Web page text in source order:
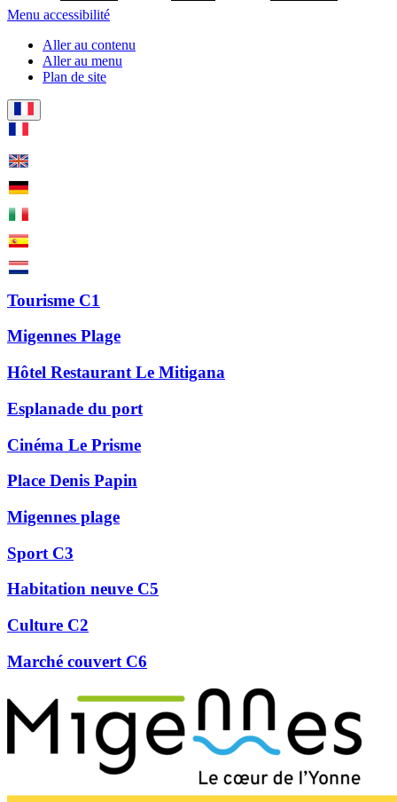
Menu accessibilité
Aller au contenu
Aller au menu
Plan de site
Tourisme C1
Migennes Plage
Hôtel Restaurant Le Mitigana
Esplanade du port
Cinéma Le Prisme
Place Denis Papin
Migennes plage
Sport C3
Habitation neuve C5
Culture C2
Marché couvert C6
Précédent
Suivant